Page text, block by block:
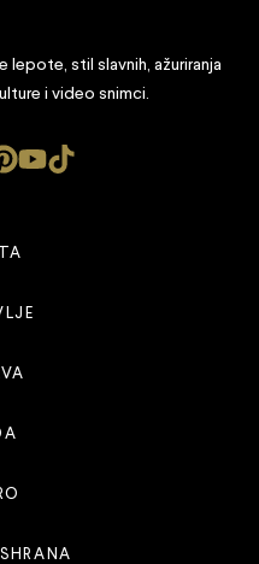
lepote, stil slavnih, ažuriranja
i video snimci.